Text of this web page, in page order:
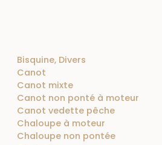
Bisquine, Divers
Canot
Canot mixte
Canot non ponté à moteur
Canot vedette pêche
Chaloupe à moteur
Chaloupe non pontée